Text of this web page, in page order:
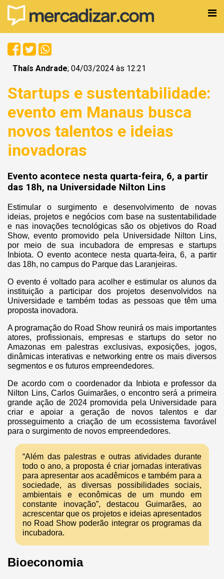
Thaís Andrade; 04/03/2024 às 12:21
Startups e sustentabilidade:
evento em Manaus busca
novos talentos e ideias
inovadoras
Evento acontece nesta quarta-feira, 6, a partir
das 18h, na Universidade Nilton Lins
Estimular o surgimento e desenvolvimento de novas
ideias, projetos e negócios com base na sustentabilidade
e nas inovações tecnológicas são os objetivos do Road
Show, evento promovido pela Universidade Nilton Lins,
por meio de sua incubadora de empresas e startups
Inbiota. O evento acontece nesta quarta-feira, 6, a partir
das 18h, no campus do Parque das Laranjeiras.
O evento é voltado para acolher e estimular os alunos da
instituição a participar dos projetos desenvolvidos na
Universidade e também todas as pessoas que têm uma
proposta inovadora.
A programação do Road Show reunirá os mais importantes
atores, profissionais, empresas e startups do setor no
Amazonas em palestras exclusivas, exposições, jogos,
dinâmicas interativas e networking entre os mais diversos
segmentos e os futuros empreendedores.
De acordo com o coordenador da Inbiota e professor da
Nilton Lins, Carlos Guimarães, o encontro será a primeira
grande ação de 2024 promovida pela Universidade para
criar e apoiar a geração de novos talentos e dar
prosseguimento a criação de um ecossistema favorável
para o surgimento de novos empreendedores.
“Além das palestras e outras atividades durante
todo o ano, a proposta é criar jornadas interativas
para apresentar aos acadêmicos e também para a
sociedade, as diversas possibilidades sociais,
ambientais e econômicas de um mundo em
constante inovação”, destacou Guimarães, ao
acrescentar que os projetos e ideias apresentados
no Road Show poderão integrar os programas da
incubadora.
Bioeconomia